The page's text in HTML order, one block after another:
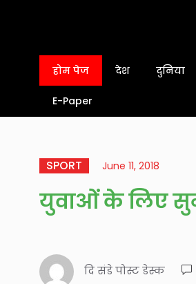
होम पेज देश दुनिया
E-Paper
SPORT June 11, 2018
युवाओं के लिए
दि संडे पोस्ट डेस्क